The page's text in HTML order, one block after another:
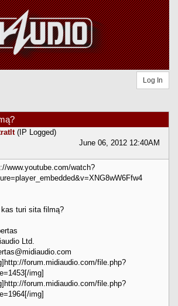
Log In
(IP Logged)
June 06, 2012 12:40AM
www.youtube.com/watch?
turi sita filmą?
Ltd.
forum.midiaudio.com/file.php?
img]
forum.midiaudio.com/file.php?
img]